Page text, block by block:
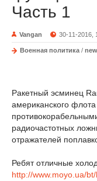
Часть 1
Vangan 30-11-2016,
Военная политика / new
Ракетный эсминец
американского
радиочастотных
отражателей
Ребят отличные
http://www.moyo.ua/